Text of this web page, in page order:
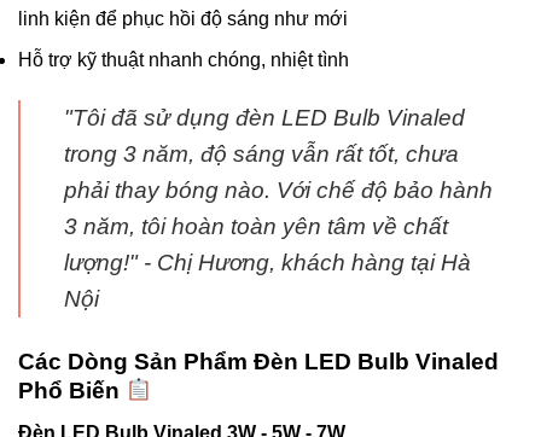
linh kiện để phục hồi độ sáng như mới
Hỗ trợ kỹ thuật nhanh chóng, nhiệt tình
"Tôi đã sử dụng đèn LED Bulb Vinaled
trong 3 năm, độ sáng vẫn rất tốt, chưa
phải thay bóng nào. Với chế độ bảo hành
3 năm, tôi hoàn toàn yên tâm về chất
lượng!"- Chị Hương, khách hàng tại Hà
Nội
Các Dòng Sản Phẩm Đèn LED Bulb Vinaled
Phổ Biến
Đèn LED Bulb Vinaled 3W - 5W - 7W